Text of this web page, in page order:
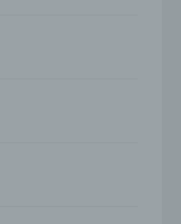
juristische
eines